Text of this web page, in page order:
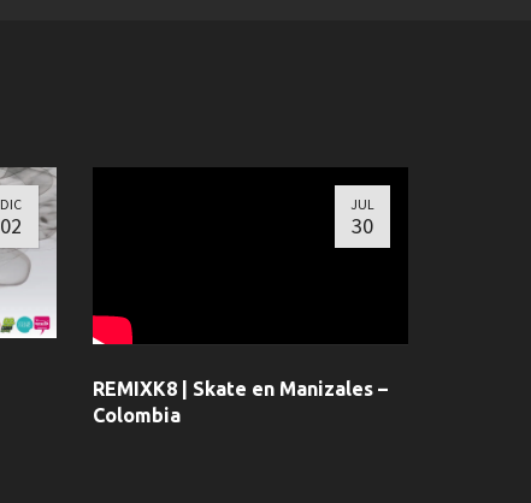
DIC
02
JUL
30
REMIXK8 | Skate en Manizales –
Colombia